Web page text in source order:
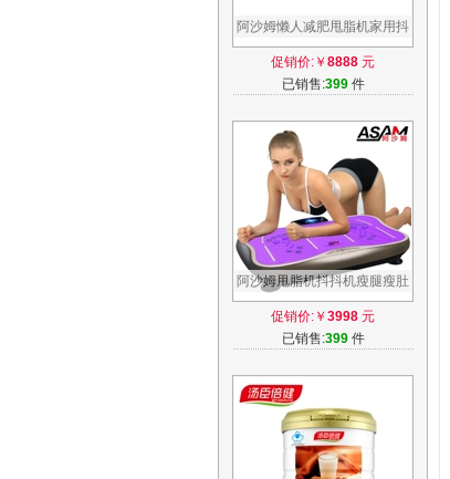
阿沙姆懒人减肥甩脂机家用抖
抖机瘦身腰带瘦肚子瘦腿神器
运动器材
促销价:￥ 8888 元
已销售:399件
阿沙姆甩脂机抖抖机瘦腿瘦肚
子神器减肥器材腰带站立式瘦
身减肥机
促销价:￥ 3998 元
已销售:399件